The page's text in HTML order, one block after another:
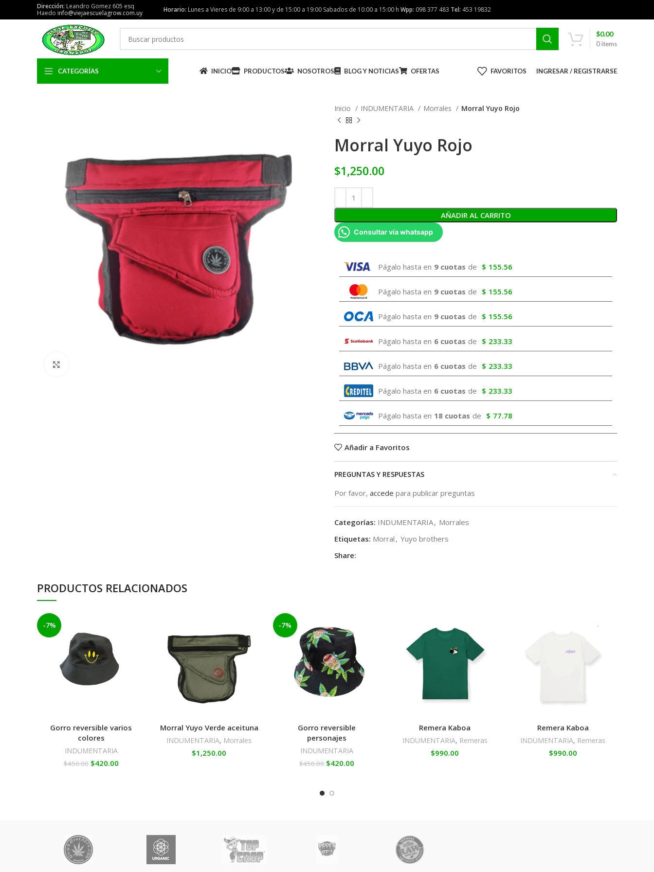
Dirección: Leandro Gomez 605 esq
Haedo info@viejaescuelagrow.com.uy Horario: Lunes a Vieres de 9:00 a 13:00 y de 15:00 a 19:00 Sabados de 10:00 a 15:00 h Wpp: 098 377 483 Tel: 453 19832
0items
$0.00
CATEGORÍAS INICIO PRODUCTOS NOSOTROS BLOG Y NOTICIAS OFERTAS FAVORITOS INGRESAR / REGISTRARSE
Inicio INDUMENTARIA Morrales Morral Yuyo Rojo
Morral Yuyo Rojo
$1,250.00
AÑADIR AL CARRITO
Consultar vía whatsapp
Págalo hasta en 9 cuotas de $ 155.56
Págalo hasta en 9 cuotas de $ 155.56
Págalo hasta en 9 cuotas de $ 155.56
Págalo hasta en 6 cuotas de $ 233.33
Págalo hasta en 6 cuotas de $ 233.33
Págalo hasta en 6 cuotas de $ 233.33
Págalo hasta en 18 cuotas de $ 77.78
Añadir a Favoritos
PREGUNTAS Y RESPUESTAS
Por favor, accede para publicar preguntas
Categorías: INDUMENTARIA, Morrales
Etiquetas: Morral , Yuyo brothers
Share:
PRODUCTOS RELACIONADOS
-7%
Gorro reversible varios
colores
INDUMENTARIA
$450.00 $420.00
Morral Yuyo Verde aceituna
INDUMENTARIA, Morrales
$1,250.00
-7%
Gorro reversible
personajes
INDUMENTARIA
$450.00 $420.00
Remera Kaboa
INDUMENTARIA, Remeras
$990.00
Remera Kaboa
INDUMENTARIA, Remeras
$990.00